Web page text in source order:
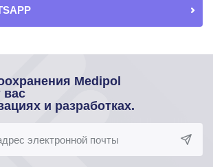
Medipol
вас
и разработках.